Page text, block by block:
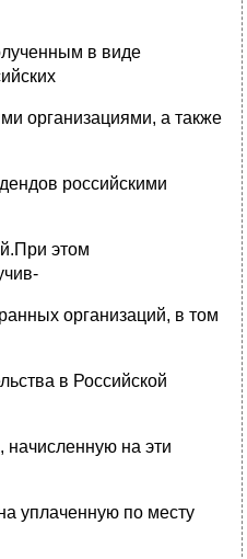
в виде
организациями, а также
российскими
этом
организаций, в том
в Российской
начисленную на эти
уплаченную по месту